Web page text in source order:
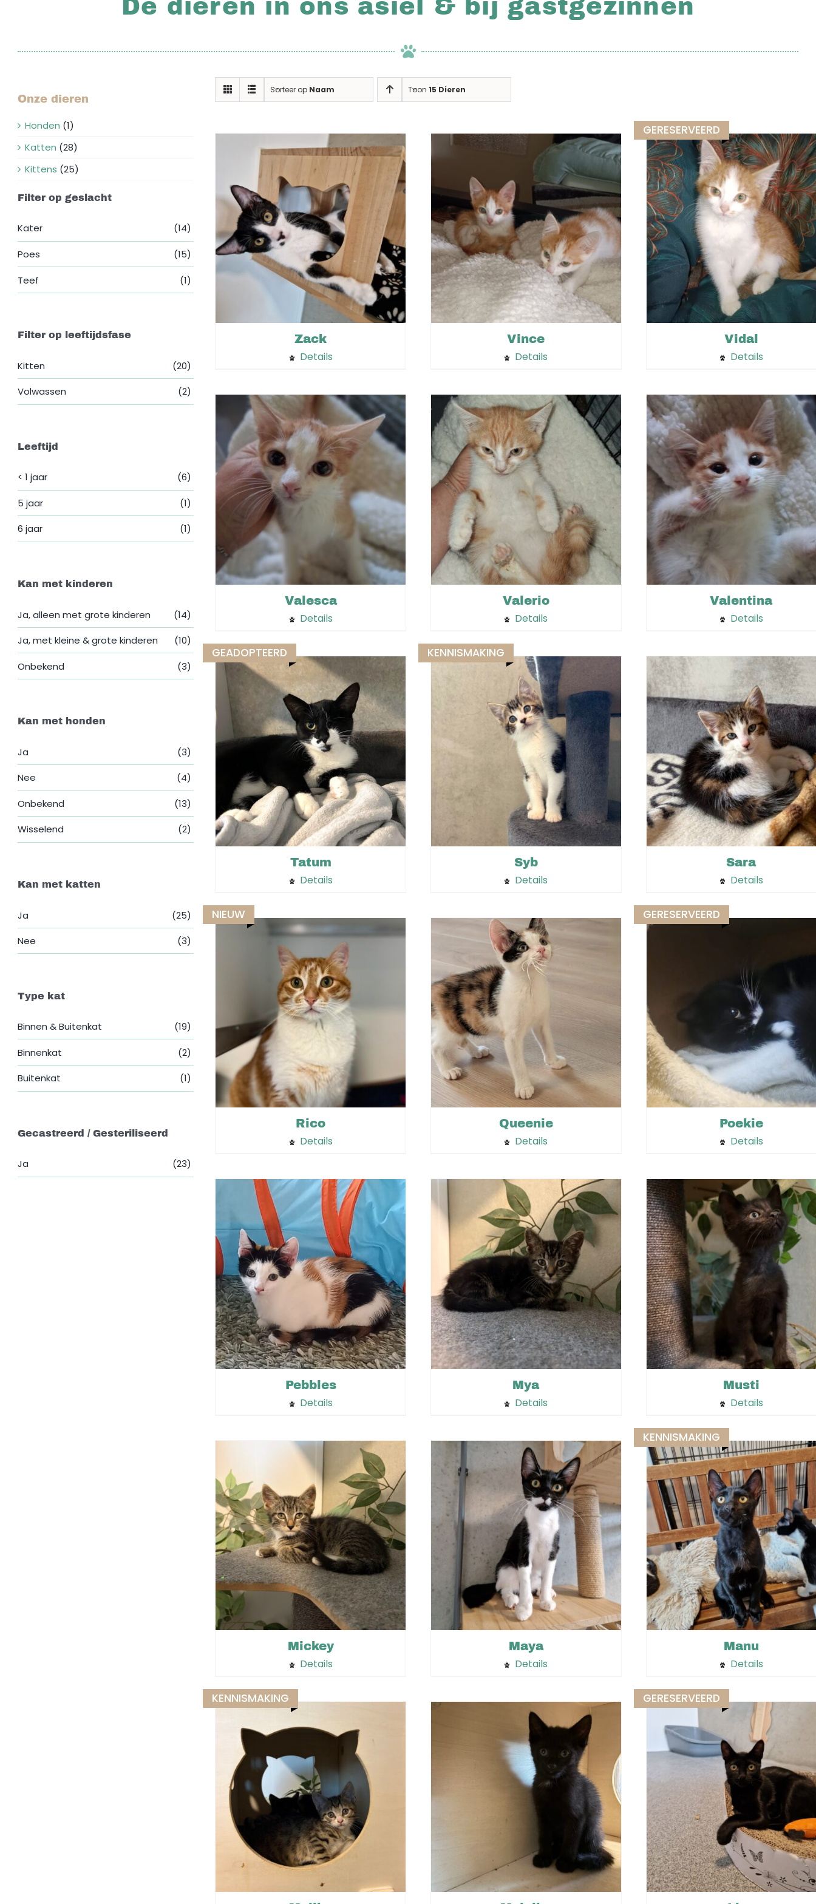
De dieren in ons asiel & bij gastgezinnen
Onze dieren
Honden (1)
Katten (28)
Kittens (25)
Filter op geslacht
Kater (14)
Poes (15)
Teef (1)
Filter op leeftijdsfase
Kitten (20)
Volwassen (2)
Leeftijd
< 1 jaar (6)
5 jaar (1)
6 jaar (1)
Kan met kinderen
Ja, alleen met grote kinderen (14)
Ja, met kleine & grote kinderen (10)
Onbekend (3)
Kan met honden
Ja (3)
Nee (4)
Onbekend (13)
Wisselend (2)
Kan met katten
Ja (25)
Nee (3)
Type kat
Binnen & Buitenkat (19)
Binnenkat (2)
Buitenkat (1)
Gecastreerd / Gesteriliseerd
Ja (23)
Sorteer op Naam Toon15 Dieren
Zack
Details
Vince
Details
GERESERVEERD
Vidal
Details
Valesca
Details
Valerio
Details
Valentina
Details
GEADOPTEERD
Niet op voorraad
Tatum
Details
KENNISMAKING
Syb
Details
Sara
Details
NIEUW
Rico
Details
Queenie
Details
GERESERVEERD
Poekie
Details
Pebbles
Details
Mya
Details
Musti
Details
Mickey
Details
Maya
Details
KENNISMAKING
Manu
Details
KENNISMAKING GERESERVEERD